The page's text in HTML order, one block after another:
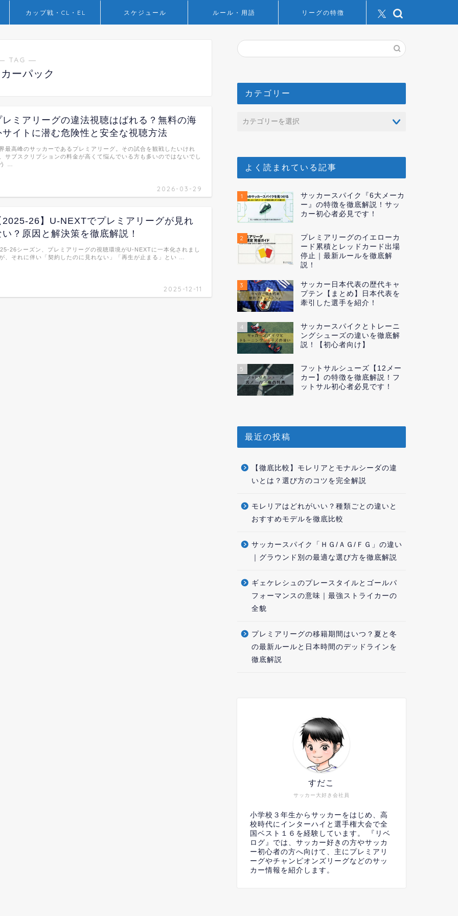
カップ戦・CL・EL スケジュール ルール・用語 リーグの特徴
TAG ―
ーパック
レミアリーグの違法視聴はばれる？無料の海
サイトに潜む危険性と安全な視聴方法
2026-03-29
最高峰のサッカーであるプレミアリーグ。その試合を観戦したいけれ
サブスクリプションの料金が高くて悩んでいる方も多いのではないでし
…
2025-26】U-NEXTでプレミアリーグが見れ
い？原因と解決策を徹底解説！
2025-12-11
26シーズン、プレミアリーグの視聴環境がU-NEXTに一本化されまし
、それに伴い「契約したのに見れない」「再生が止まる」とい …
カテゴリー
よく読まれている記事
1
サッカースパイク『6大メーカ
ー』の特徴を徹底解説！サッ
カー初心者必見です！
2
プレミアリーグのイエローカ
ード累積とレッドカード出場
停止｜最新ルールを徹底解
説！
3
サッカー日本代表の歴代キャ
プテン【まとめ】日本代表を
牽引した選手を紹介！
4
サッカースパイクとトレーニ
ングシューズの違いを徹底解
説！【初心者向け】
5
フットサルシューズ【12メー
カー】の特徴を徹底解説！フ
ットサル初心者必見です！
最近の投稿
【徹底比較】モレリアとモナルシーダの違
いとは？選び方のコツを完全解説
モレリアはどれがいい？種類ごとの違いと
おすすめモデルを徹底比較
サッカースパイク「ＨＧ/ＡＧ/ＦＧ」の違い
｜グラウンド別の最適な選び方を徹底解説
ギェケレシュのプレースタイルとゴールパ
フォーマンスの意味｜最強ストライカーの
全貌
プレミアリーグの移籍期間はいつ？夏と冬
の最新ルールと日本時間のデッドラインを
徹底解説
サッカー大好き会社員
すだこ
小学校３年生からサッカーをはじめ、高
校時代にインターハイと選手権大会で全
国ベスト１６を経験しています。 『リベ
ログ』では、サッカー好きの方やサッカ
ー初心者の方へ向けて、主にプレミアリ
ーグやチャンピオンズリーグなどのサッ
カー情報を紹介します。